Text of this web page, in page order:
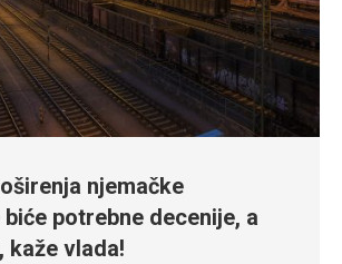
njemačke
potrebne decenije, a
kaže vlada!